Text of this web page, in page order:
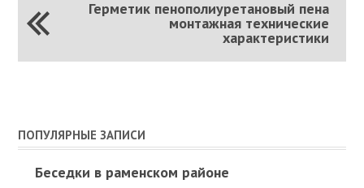
Герметик пенополиуретановый пена
монтажная технические
характеристики
ПОПУЛЯРНЫЕ ЗАПИСИ
Беседки в раменском районе